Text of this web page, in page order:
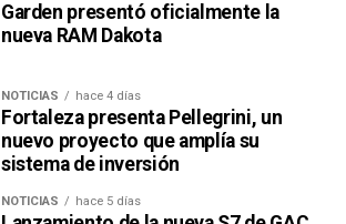
Garden presentó oficialmente la
nueva RAM Dakota
NOTICIAS hace 4 días
Fortaleza presenta Pellegrini, un
nuevo proyecto que amplía su
sistema de inversión
NOTICIAS hace 5 días